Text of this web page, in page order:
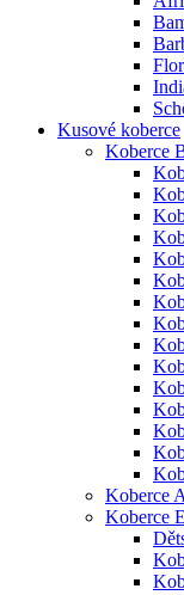
Kusové koberce
Koberce
Koberce
Koberce